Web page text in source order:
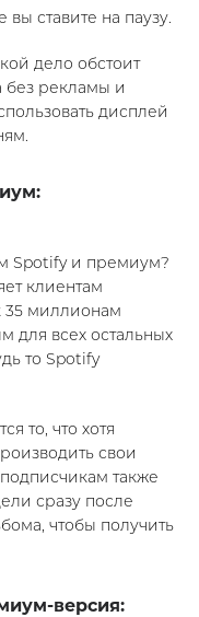
ставите на паузу.
дело обстоит
без рекламы и
дисплей
Spotify и премиум?
клиентам
35 миллионам
для всех остальных
то Spotify
то, что хотя
свои
также
сразу после
чтобы получить
версия: